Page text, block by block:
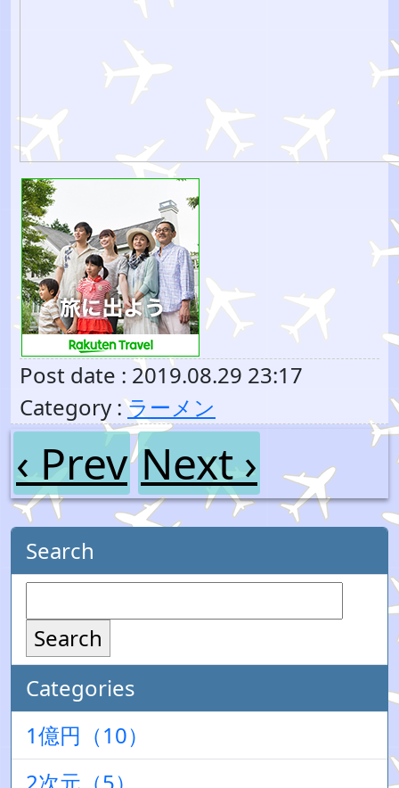
Post date : 2019.08.29 23:17
Category : ラーメン
‹ Prev Next ›
Search
Search
Categories
1億円（10）